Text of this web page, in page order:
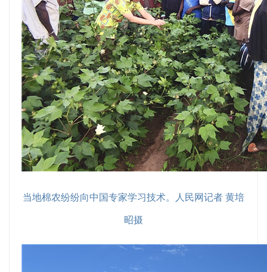
当地棉农纷纷向中国专家学习技术。人民网记者 黄培
昭摄